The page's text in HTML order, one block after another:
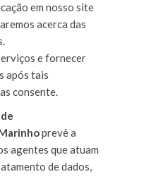
em nosso site
acerca das
e fornecer
após tais
consente.
prevê a
agentes que atuam
de dados,